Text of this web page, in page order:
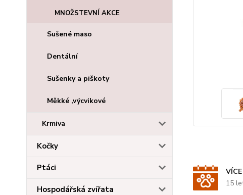
MNOŽSTEVNÍ AKCE
Sušené maso
Dentální
Sušenky a piškoty
Měkké ,výcvikové
Krmiva
Kočky
Ptáci
Hospodářská zvířata
15